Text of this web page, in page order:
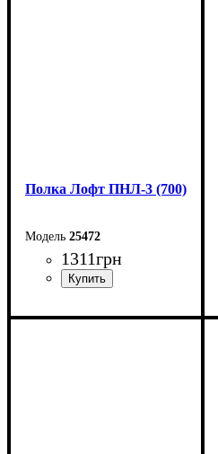
Полка Лофт ПНЛ-3 (700)
25472
1311грн
Ширина: 70 см